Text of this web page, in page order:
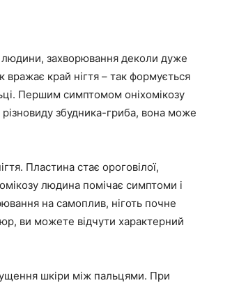
людини, захворювання деколи дуже
вражає край нігтя – так формується
Першим симптомом оніхомікозу
різновиду збудника-гриба, вона може
Пластина стає ороговілої,
людина помічає симптоми і
на самоплив, ніготь почне
ви можете відчути характерний
шкіри між пальцями. При